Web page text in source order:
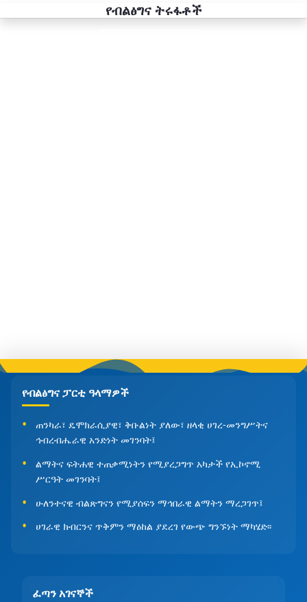
የብልፅግና ትሩፋቶች
የብልፅግና ፓርቲ ዓላማዎች
ጠንካራ፣ ዴሞክራሲያዊ፣ ቅቡልነት ያለው፣ ዘላቂ ሀገረ-መንግሥትና
ኅብረብሔራዊ አንድነት መገንባት፤
ልማትና ፍትሐዊ ተጠቃሚነትን የሚያረጋግጥ አካታች የኢኮኖሚ
ሥርዓት መገንባት፤
ሁለንተናዊ ብልጽግናን የሚያሰፍን ማኅበራዊ ልማትን ማረጋገጥ፤
ሀገራዊ ክብርንና ጥቅምን ማዕከል ያደረገ የውጭ ግንኙነት ማካሄድ፡፡
ፈጣን አገናኞች